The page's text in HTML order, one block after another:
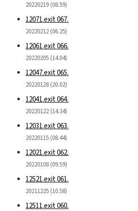
20220219 (08.59)
12071.exit 067.
20220212 (06.25)
12061.exit 066.
20220205 (14.04)
12047.exit 065.
20220128 (20.02)
12041.exit 064.
20220122 (14.34)
12031.exit 063.
20220115 (08.44)
12021.exit 062.
20220108 (09.59)
12521.exit 061.
20211225 (10.58)
12511.exit 060.